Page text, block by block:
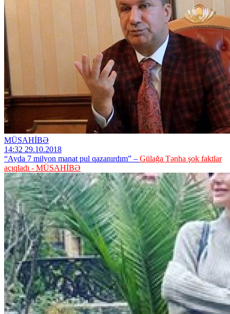
MÜSAHİBƏ
14:32 29.10.2018
“Ayda 7 milyon manat pul qazanırdım” – Gülağa Tənha şok faktlar
açıqladı - MÜSAHİBƏ